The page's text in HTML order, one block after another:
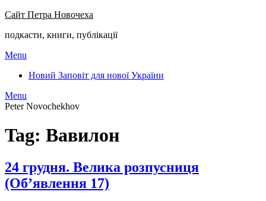
Сайт Петра Новочеха
подкасти, книги, публікації
Menu
Новий Заповіт для нової України
Menu
Peter Novochekhov
Tag: Вавилон
24 грудня. Велика розпусниця
(Об’явлення 17)